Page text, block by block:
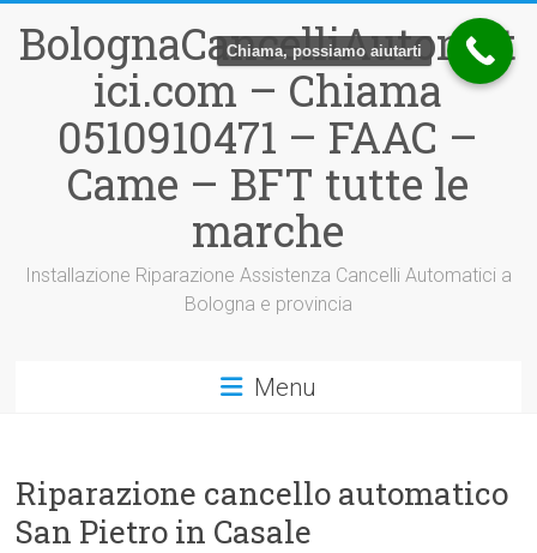
contenuto
BolognaCancelliAutomat
ici.com – Chiama
0510910471 – FAAC –
Came – BFT tutte le
marche
Installazione Riparazione Assistenza Cancelli Automatici a
Bologna e provincia
Menu
Riparazione cancello automatico
San Pietro in Casale
Chiama, possiamo aiutarti